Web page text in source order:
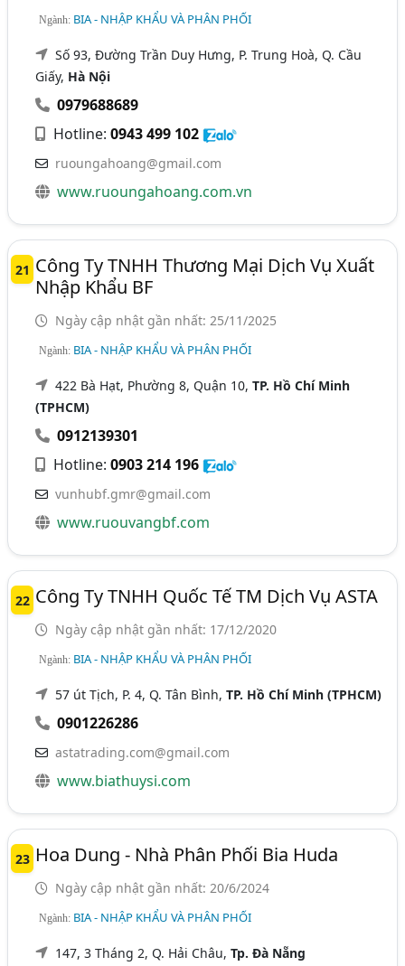
Ngành: BIA - NHẬP KHẨU VÀ PHÂN PHỐI
Số 93, Đường Trần Duy Hưng, P. Trung Hoà, Q. Cầu
Giấy, Hà Nội
0979688689
Hotline:0943 499 102
ruoungahoang@gmail.com
www.ruoungahoang.com.vn
21 Công Ty TNHH Thương Mại Dịch Vụ Xuất
Nhập Khẩu BF
Ngày cập nhật gần nhất: 25/11/2025
Ngành: BIA - NHẬP KHẨU VÀ PHÂN PHỐI
422 Bà Hạt, Phường 8, Quận 10,TP. Hồ Chí Minh
(TPHCM)
0912139301
Hotline:0903 214 196
vunhubf.gmr@gmail.com
www.ruouvangbf.com
22 Công Ty TNHH Quốc Tế TM Dịch Vụ ASTA
Ngày cập nhật gần nhất: 17/12/2020
Ngành: BIA - NHẬP KHẨU VÀ PHÂN PHỐI
57 út Tịch, P. 4, Q. Tân Bình,TP. Hồ Chí Minh (TPHCM)
0901226286
astatrading.com@gmail.com
www.biathuysi.com
23 Hoa Dung - Nhà Phân Phối Bia Huda
Ngày cập nhật gần nhất: 20/6/2024
Ngành: BIA - NHẬP KHẨU VÀ PHÂN PHỐI
147, 3 Tháng 2, Q. Hải Châu,Tp. Đà Nẵng